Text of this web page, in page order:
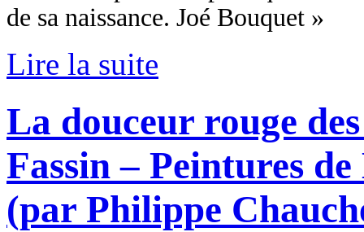
de sa naissance. Joé Bouquet »
Lire la suite
La douceur rouge
Fassin – Peintures
(par Philippe